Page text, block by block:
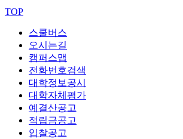
TOP
스쿨버스
오시는길
캠퍼스맵
전화번호검색
대학정보공시
대학자체평가
예결산공고
적립금공고
입찰공고